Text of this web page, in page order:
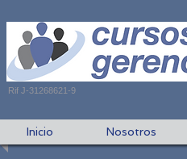
Rif J-31268621-9
Inicio Nosotros